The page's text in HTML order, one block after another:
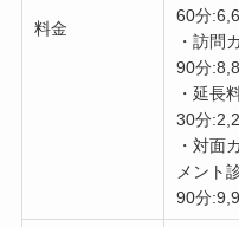
料金
60分
・訪問
90分
・延長
30分
・対面
メント
90分